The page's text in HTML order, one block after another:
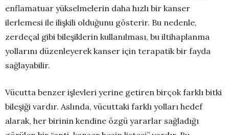
enflamatuar yükselmelerin daha hızlı bir kanser
ilerlemesi ile ilişkili olduğunu gösterir. Bu nedenle,
zerdeçal gibi bileşiklerin kullanılması, bu iltihaplanma
yollarını düzenleyerek kanser için terapatik bir fayda
sağlayabilir.
Vücutta benzer işlevleri yerine getiren birçok farklı bitki
bileşiği vardır. Aslında, vücuttaki farklı yolları hedef
alarak, her birinin kendine özgü yararlar sağladığı